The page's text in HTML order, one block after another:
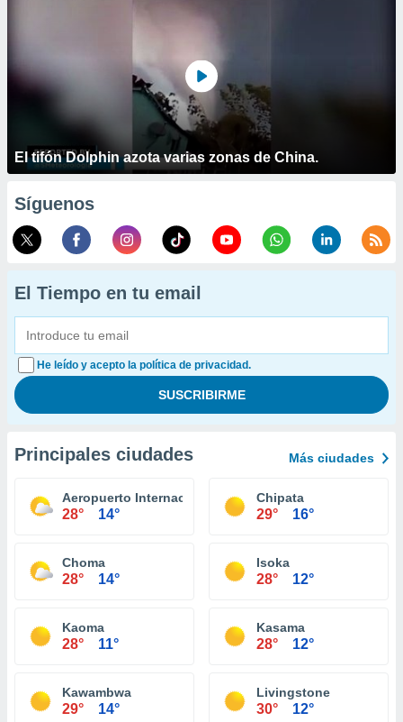
El tifón Dolphin azota varias zonas de China.
Síguenos
El Tiempo en tu email
He leído y acepto la política de privacidad.
Principales ciudades Más ciudades
Aeropuerto Internacional de Lusaka
28° 14°
Chipata
29° 16°
Choma
28° 14°
Isoka
28° 12°
Kaoma
28° 11°
Kasama
28° 12°
Kawambwa
29° 14°
Livingstone
30° 12°